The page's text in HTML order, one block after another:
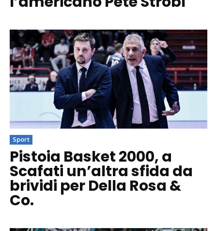
Sport
Pistoia Basket 2000, a
Scafati un’altra sfida da
brividi per Della Rosa &
Co.